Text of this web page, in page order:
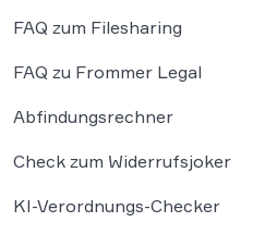
FAQ zum Filesharing
FAQ zu Frommer Legal
Abfindungsrechner
Check zum Widerrufsjoker
KI-Verordnungs-Checker